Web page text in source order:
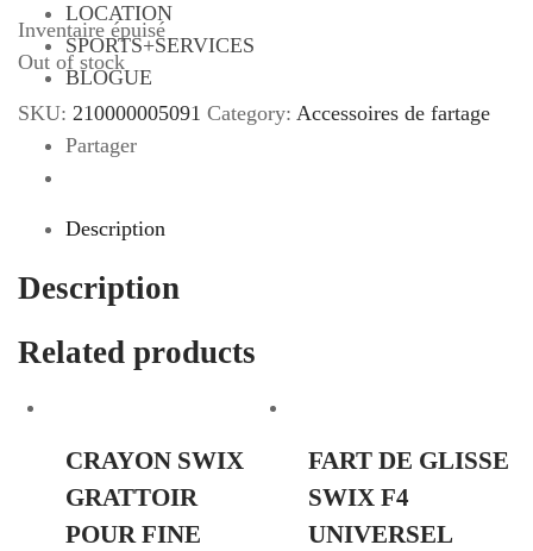
LOCATION
SPORTS+SERVICES
BLOGUE
Inventaire épuisé
Out of stock
SKU: 210000005091 Category: Accessoires de fartage
Partager
Description
Description
Related products
CRAYON SWIX
GRATTOIR
POUR FINE
FART DE GLISSE
SWIX F4
UNIVERSEL